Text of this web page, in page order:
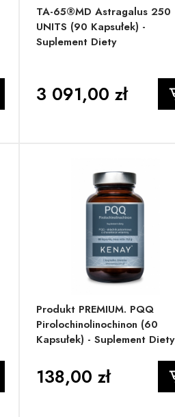
TA-65®MD Astragalus 250
UNITS (90 Kapsułek) -
Suplement Diety
3 091,00 zł
Produkt PREMIUM. PQQ
Pirolochinolinochinon (60
Kapsułek) - Suplement Diety
138,00 zł